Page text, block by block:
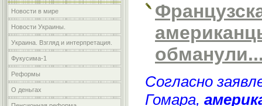
Новости в мире
Новости Украины.
Украина. Взгляд и интерпретация.
Фукусима-1
Реформы
О деньгах
Согласно
Гомара,